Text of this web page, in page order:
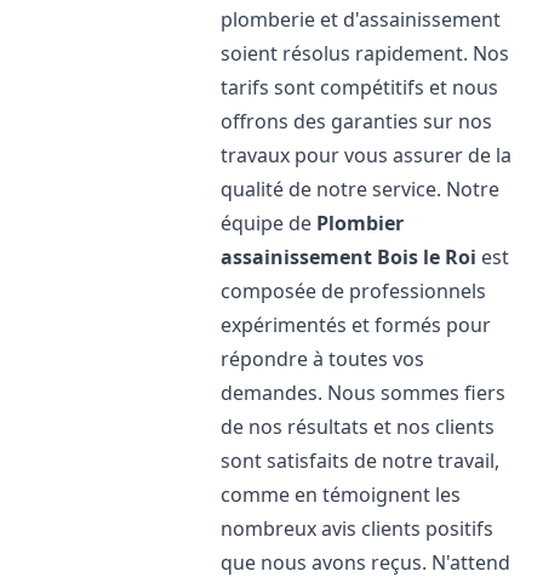
plomberie et d'assainissement
soient résolus rapidement. Nos
tarifs sont compétitifs et nous
offrons des garanties sur nos
travaux pour vous assurer de la
qualité de notre service. Notre
équipe de Plombier
assainissement Bois le Roi est
composée de professionnels
expérimentés et formés pour
répondre à toutes vos
demandes. Nous sommes fiers
de nos résultats et nos clients
sont satisfaits de notre travail,
comme en témoignent les
nombreux avis clients positifs
que nous avons reçus. N'attend